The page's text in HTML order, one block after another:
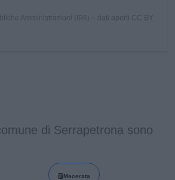
Amministrazioni (IPA) – dati aperti CC BY
di Serrapetrona sono
Macerata